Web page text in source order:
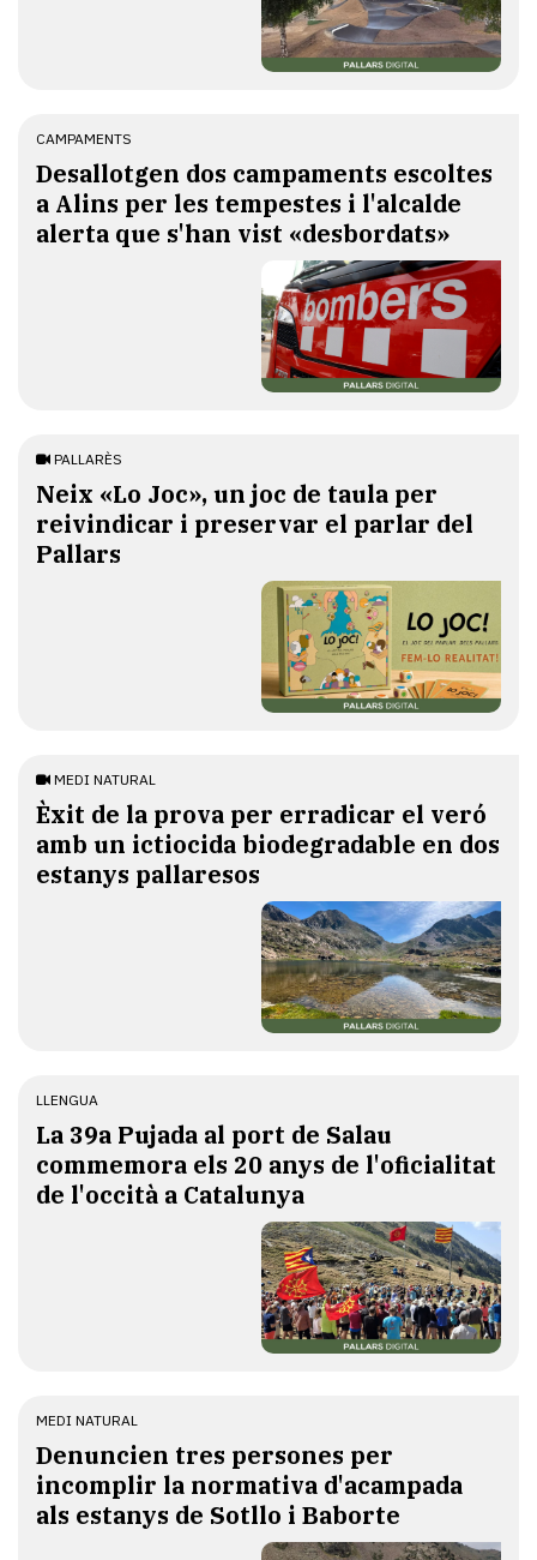
CAMPAMENTS
​Desallotgen dos campaments escoltes
a Alins per les tempestes i l'alcalde
alerta que s'han vist «desbordats»
PALLARÈS
​Neix «Lo Joc», un joc de taula per
reivindicar i preservar el parlar del
Pallars
MEDI NATURAL
Èxit de la prova per erradicar el veró
amb un ictiocida biodegradable en dos
estanys pallaresos
LLENGUA
​La 39a Pujada al port de Salau
commemora els 20 anys de l'oficialitat
de l'occità a Catalunya
MEDI NATURAL
Denuncien tres persones per
incomplir la normativa d'acampada
als estanys de Sotllo i Baborte